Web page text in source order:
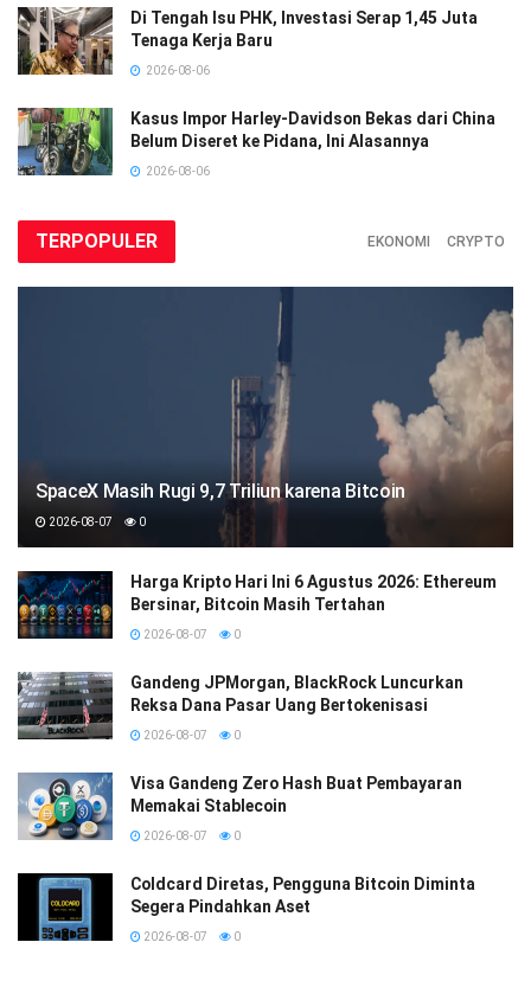
Di Tengah Isu PHK, Investasi Serap 1,45 Juta
Tenaga Kerja Baru
2026-08-06
Kasus Impor Harley-Davidson Bekas dari China
Belum Diseret ke Pidana, Ini Alasannya
2026-08-06
TERPOPULER EKONOMI CRYPTO
SpaceX Masih Rugi 9,7 Triliun karena Bitcoin
2026-08-07 0
Harga Kripto Hari Ini 6 Agustus 2026: Ethereum
Bersinar, Bitcoin Masih Tertahan
2026-08-07 0
Gandeng JPMorgan, BlackRock Luncurkan
Reksa Dana Pasar Uang Bertokenisasi
2026-08-07 0
Visa Gandeng Zero Hash Buat Pembayaran
Memakai Stablecoin
2026-08-07 0
Coldcard Diretas, Pengguna Bitcoin Diminta
Segera Pindahkan Aset
2026-08-07 0